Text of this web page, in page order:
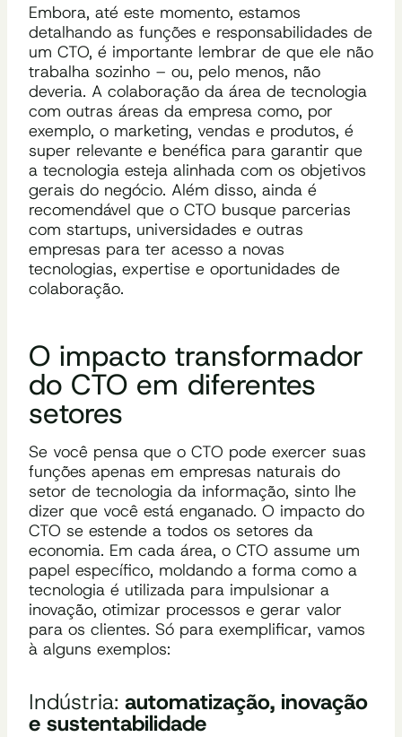
Embora, até este momento, estamos
detalhando as funções e responsabilidades de
um CTO, é importante lembrar de que ele não
trabalha sozinho – ou, pelo menos, não
deveria. A colaboração da área de tecnologia
com outras áreas da empresa como, por
exemplo, o marketing, vendas e produtos, é
super relevante e benéfica para garantir que
a tecnologia esteja alinhada com os objetivos
gerais do negócio. Além disso, ainda é
recomendável que o CTO busque parcerias
com startups, universidades e outras
empresas para ter acesso a novas
tecnologias, expertise e oportunidades de
colaboração.
O impacto transformador
do CTO em diferentes
setores
Se você pensa que o CTO pode exercer suas
funções apenas em empresas naturais do
setor de tecnologia da informação, sinto lhe
dizer que você está enganado. O impacto do
CTO se estende a todos os setores da
economia. Em cada área, o CTO assume um
papel específico, moldando a forma como a
tecnologia é utilizada para impulsionar a
inovação, otimizar processos e gerar valor
para os clientes. Só para exemplificar, vamos
à alguns exemplos:
Indústria: automatização, inovação
e sustentabilidade